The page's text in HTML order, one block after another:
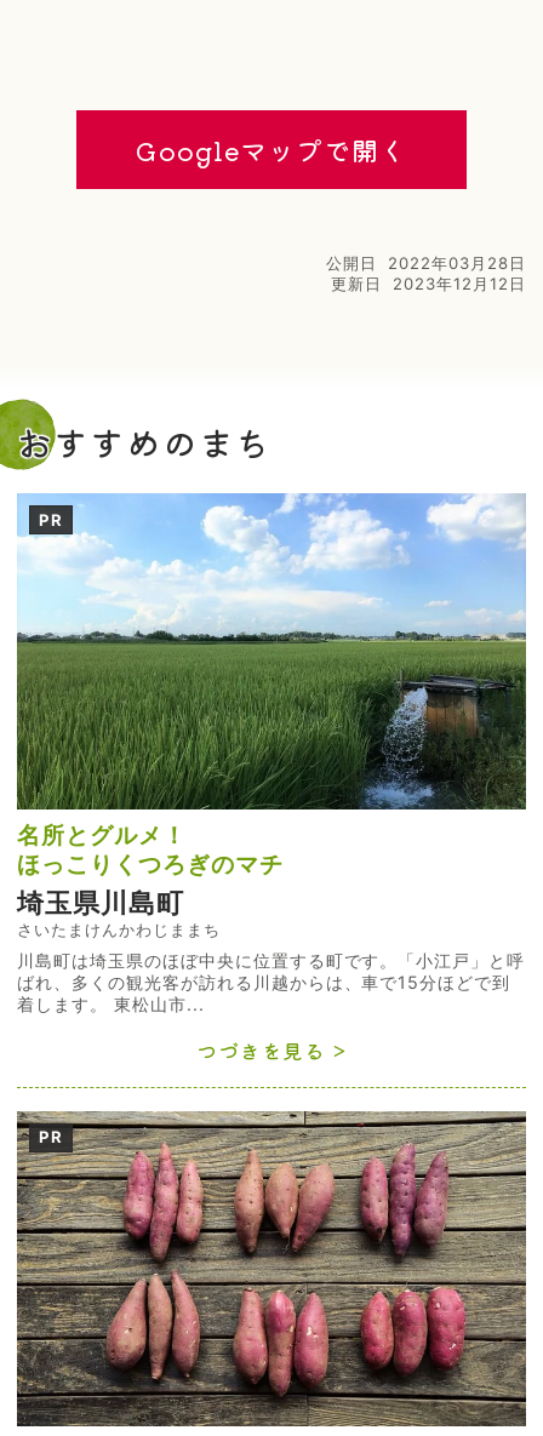
Googleマップで開く
公開日
2022年03月28日
更新日
2023年12月12日
おすすめのまち
PR
名所とグルメ！
ほっこりくつろぎのマチ
埼玉県川島町
さいたまけんかわじままち
川島町は埼玉県のほぼ中央に位置する町です。「小江戸」と呼
ばれ、多くの観光客が訪れる川越からは、車で15分ほどで到
着します。 東松山市...
つづきを見る
PR